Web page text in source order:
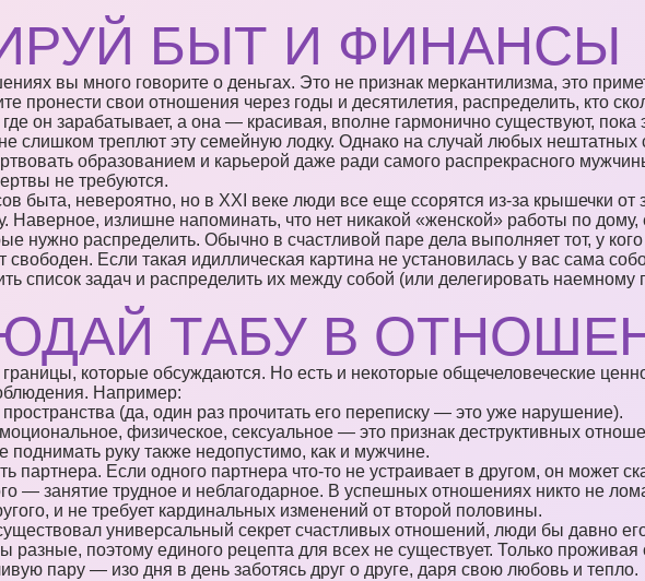
БЫТ И ФИНАНСЫ
вы много говорите о деньгах. Это не признак меркантилизма, это
пронести свои отношения через годы и десятилетия, распределить, кто
он зарабатывает, а она — красивая, вполне гармонично существуют, пока
слишком треплют эту семейную лодку. Однако на случай любых нештатных
образованием и карьерой даже ради самого распрекрасного
не требуются.
быта, невероятно, но в XXI веке люди все еще ссорятся из-за крышечки от
Наверное, излишне напоминать, что нет никакой «женской» работы по дому,
нужно распределить. Обычно в счастливой паре дела выполняет тот, у
Если такая идиллическая картина не установилась у вас сама
список задач и распределить их между собой (или делегировать
ТАБУ В
которые обсуждаются. Но есть и некоторые общечеловеческие
Например:
(да, один раз прочитать его переписку — это уже нарушение).
физическое, сексуальное — это признак деструктивных
руку также недопустимо, как и мужчине.
партнера. Если одного партнера что-то не устраивает в другом, он может
— занятие трудное и неблагодарное. В успешных отношениях никто не
и не требует кардинальных изменений от второй половины.
универсальный секрет счастливых отношений, люди бы давно
разные, поэтому единого рецепта для всех не существует. Только
пару — изо дня в день заботясь друг о друге, даря свою любовь и тепло.